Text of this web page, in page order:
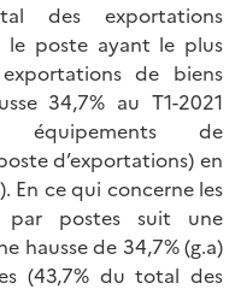
des exportations
le poste ayant le plus
de biens
34,7% au T1-2021
de
d’exportations) en
En ce qui concerne les
par postes suit une
hausse de 34,7% (g.a)
(43,7% du total des